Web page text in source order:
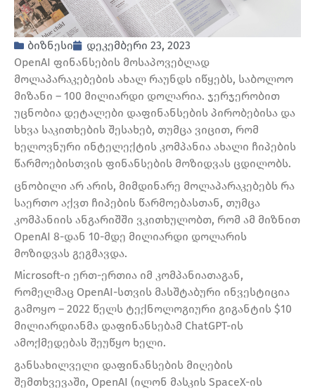
ბიზნესი
დეკემბერი 23, 2023
OpenAI ფინანსების მოსაპოვებლად
მოლაპარაკებების ახალ რაუნდს იწყებს, საბოლოო
მიზანი – 100 მილიარდი დოლარია. ჯერჯერობით
უცნობია დეტალები დაფინანსების პირობებისა და
სხვა საკითხების შესახებ, თუმცა ვიცით, რომ
ხელოვნური ინტელექტის კომპანია ახალი ჩიპების
წარმოებისთვის ფინანსების მოზიდვას ცდილობს.
ცნობილი არ არის, მიმდინარე მოლაპარაკებებს რა
საერთო აქვთ ჩიპების წარმოებასთან, თუმცა
კომპანიის ანგარიშში ვკითხულობთ, რომ ამ მიზნით
OpenAI 8-დან 10-მდე მილიარდი დოლარის
მოზიდვას გეგმავდა.
Microsoft-ი ერთ-ერთია იმ კომპანიათაგან,
რომელმაც OpenAI-სთვის მასშტაბური ინვესტიცია
გამოყო – 2022 წელს ტექნოლოგიური გიგანტის $10
მილიარდიანმა დაფინანსებამ ChatGPT-ის
ამოქმედებას შეუწყო ხელი.
განსახილველი დაფინანსების მიღების
შემთხვევაში, OpenAI (ილონ მასკის SpaceX-ის